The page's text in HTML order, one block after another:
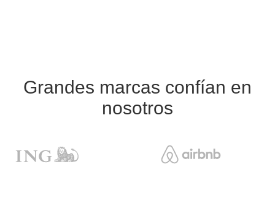
Grandes marcas confían en
nosotros